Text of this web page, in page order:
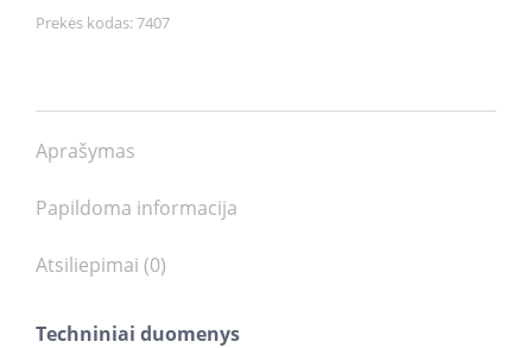
Prekės kodas:7407
Aprašymas
Papildoma informacija
Atsiliepimai (0)
Techniniai duomenys